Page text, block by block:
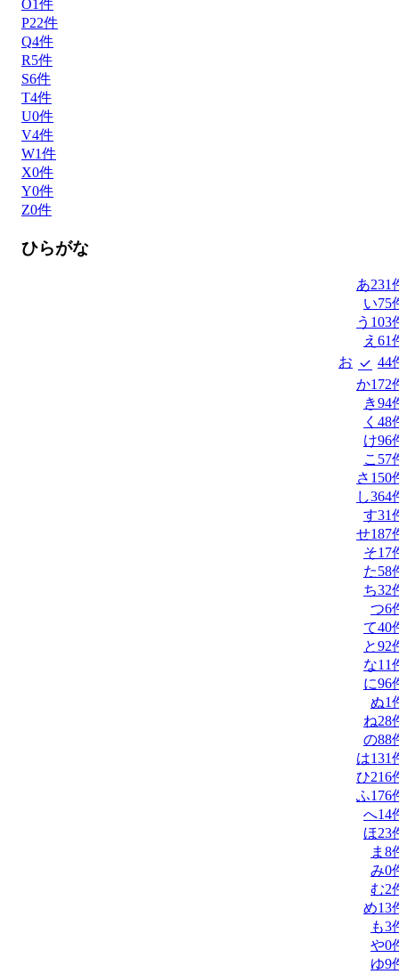
O1 件
P22件
Q4件
R5件
S6件
T4件
U0件
V4件
W1件
X0件
Y0件
Z0件
ひらがな
あ231
い75
う 103
え 61
お
44
か172
き94
く 48
け96
こ 57
さ 150
し364
す31
せ187
そ17
た58
ち32
つ6
て40
と92
な11
に96
ぬ1
ね28
の88
は131
ひ216
ふ176
へ14
ほ23
ま 8
み0
む2
め13
も3
や0
ゆ9